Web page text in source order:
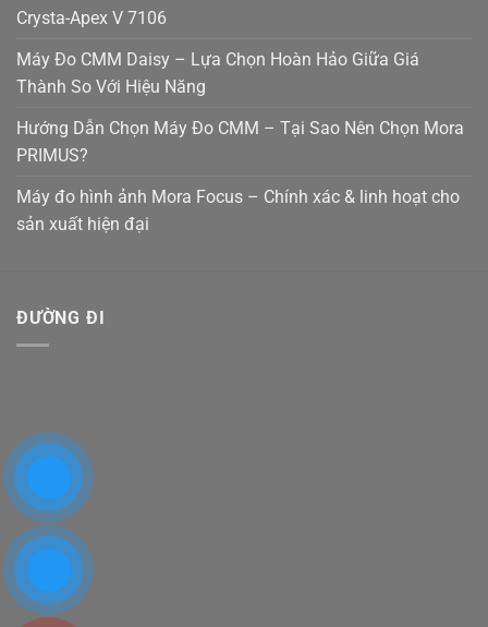
Crysta-Apex V 7106
Máy Đo CMM Daisy – Lựa Chọn Hoàn Hảo Giữa Giá
Thành So Với Hiệu Năng
Hướng Dẫn Chọn Máy Đo CMM – Tại Sao Nên Chọn Mora
PRIMUS?
Máy đo hình ảnh Mora Focus – Chính xác & linh hoạt cho
sản xuất hiện đại
ĐƯỜNG ĐI